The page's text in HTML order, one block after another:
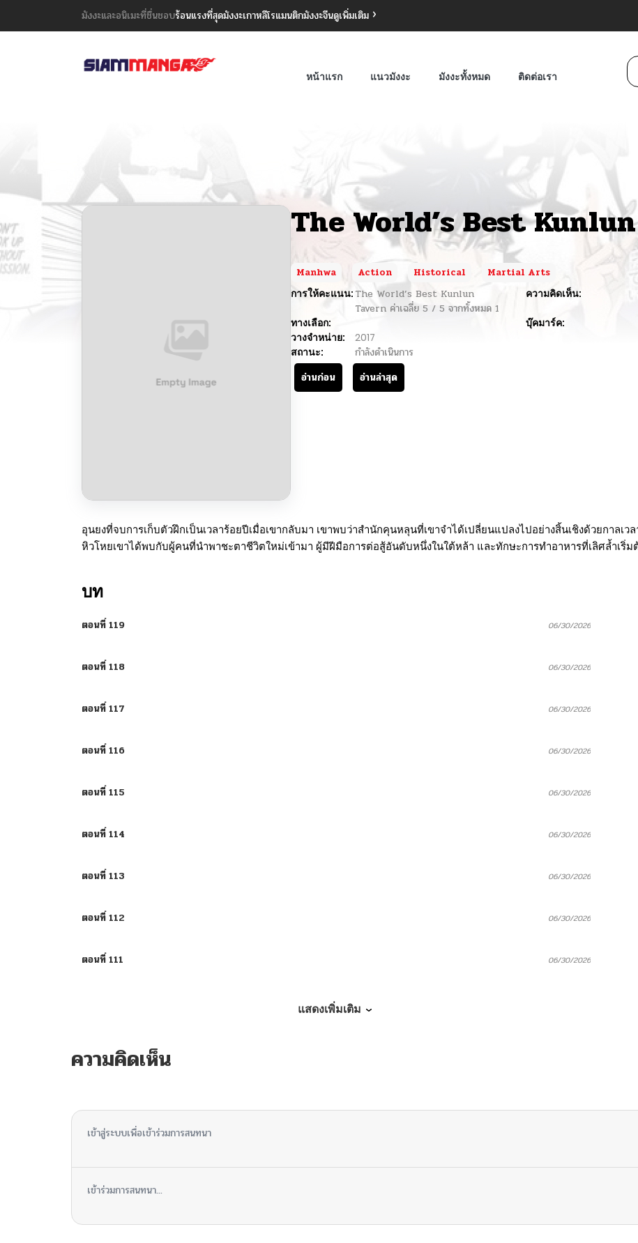
มังงะและอนิเมะที่ชื่นชอบร้อนแรงที่สุดมังงะเกาหลีโรแมนติกมังงะจีนดูเพิ่มเติม
หน้าแรก แนวมังงะ มังงะทั้งหมด ติดต่อเรา
The World’s Best
Manhwa Action Historical
Martial Arts
การให้คะแนน: The World’s Best Kunlun
Tavern ค่าเฉลี่ย 5 / 5 จากทั้งหมด 1
ความคิดเห็น:
ทางเลือก:
บุ๊คมาร์ค:
วางจำหน่าย:
2017
สถานะ:
กำลังดำเนินการ
อ่านก่อน
อ่านล่าสุด
อุนยงที่จบการเก็บตัวฝึกเป็นเวลาร้อยปีเมื่อเขากลับมา เขาพบว่าสำนักคุนหลุนที่เขาจำได้เปลี่ยนแปลงไปอย่างสิ้นเชิงด้วยกาลเ
หิวโหยเขาได้พบกับผู้คนที่นำพาชะตาชีวิตใหม่เข้ามา ผู้มีฝีมือการต่อสู้อันดับหนึ่งในใต้หล้า และทักษะการทำอาหารที่เลิศล้ำเริ่
บท
ตอนที่ 119 06/30/2026
ตอนที่ 118 06/30/2026
ตอนที่ 117 06/30/2026
ตอนที่ 116 06/30/2026
ตอนที่ 115 06/30/2026
ตอนที่ 114 06/30/2026
ตอนที่ 113 06/30/2026
ตอนที่ 112 06/30/2026
ตอนที่ 111 06/30/2026
ตอนที่ 107
ตอนที่ 106 02/22/2026
แสดงเพิ่มเติม
ความคิดเห็น
เข้าสู่ระบบเพื่อเข้าร่วมการสนทนา
เข้าร่วมการสนทนา...